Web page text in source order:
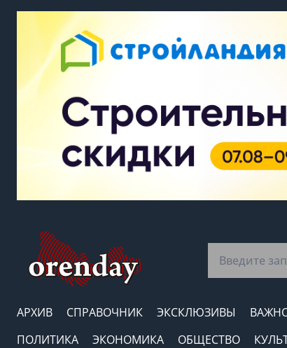
АРХИВ СПРАВОЧНИК ЭКСКЛЮЗИВЫ
ПОЛИТИКА
ЭКОНОМИКА ОБЩЕСТВО